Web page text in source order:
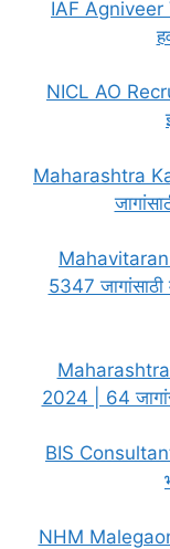
IAF Agniveer
NICL AO
Maharashtra
5347 जागांसाठी
2024 | 64
BIS
NHM